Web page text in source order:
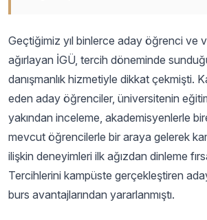
Geçtiğimiz yıl binlerce aday öğrenci ve
ağırlayan İGÜ, tercih döneminde
danışmanlık hizmetiyle dikkat çekmişti.
eden aday öğrenciler, üniversitenin eğitim
yakından inceleme, akademisyenlerle
mevcut öğrencilerle bir araya gelerek
ilişkin deneyimleri ilk ağızdan dinleme
Tercihlerini kampüste gerçekleştiren
burs avantajlarından yararlanmıştı.